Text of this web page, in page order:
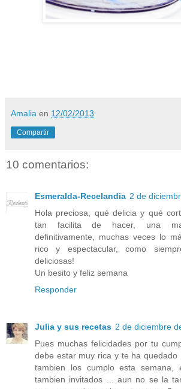
Amalia en 12/02/2013
Compartir
10 comentarios:
Esmeralda-Recelandia 2 de
Hola preciosa, qué delicia y qué
tan facilita de hacer, una
definitivamente, muchas veces lo
rico y espectacular, como
deliciosas!
Un besito y feliz semana
Responder
Julia y sus recetas 2 de diciembre
Pues muchas felicidades por tu
debe estar muy rica y te ha quedado
tambien los cumplo esta semana,
tambien invitados ... aun no se la